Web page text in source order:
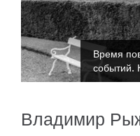
Время
событий.
Владимир